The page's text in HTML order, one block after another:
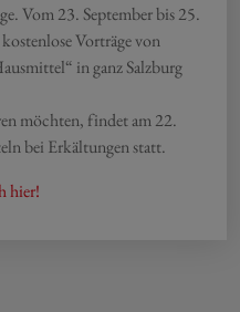
Vom 23. September bis 25.
Vorträge von
in ganz Salzburg
möchten, findet am 22.
bei Erkältungen statt.
hier!